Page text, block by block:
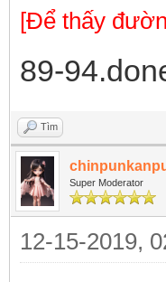
[Để thấy
89-
Tìm
Super Moderator
12-15-2019,